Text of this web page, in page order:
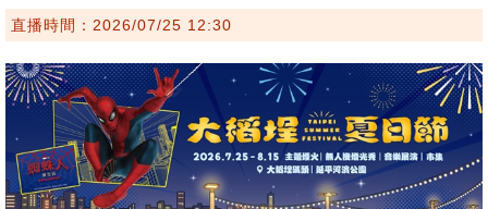
直播時間：2026/07/25 12:30